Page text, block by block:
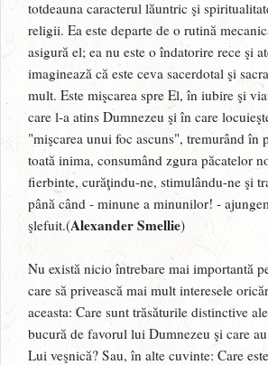
totdeauna caracterul lăuntric şi
religii. Ea este departe de o rutină
asigură el; ea nu este o îndatorire rece şi
imaginează că este ceva sacerdotal şi
mult. Este mişcarea spre El, în iubire şi
care l-a atins Dumnezeu şi în care
"mişcarea unui foc ascuns", tremurând în
toată inima, consumând zgura păcatelor
fierbinte, curăţindu-ne, stimulându-ne şi
până când - minune a minunilor! -
şlefuit.(Alexander Smellie)
Nu există nicio întrebare mai importantă
care să privească mai mult interesele
aceasta: Care sunt trăsăturile distinctive
bucură de favorul lui Dumnezeu şi care
Lui veşnică? Sau, în alte cuvinte: Care